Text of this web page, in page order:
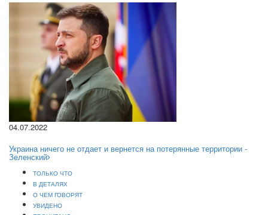
04.07.2022
Украина ничего не отдает и вернется на потерянные территории -
Зеленский
ТОЛЬКО ЧТО
В ДЕТАЛЯХ
О ЧЕМ ГОВОРЯТ
УВИДЕНО